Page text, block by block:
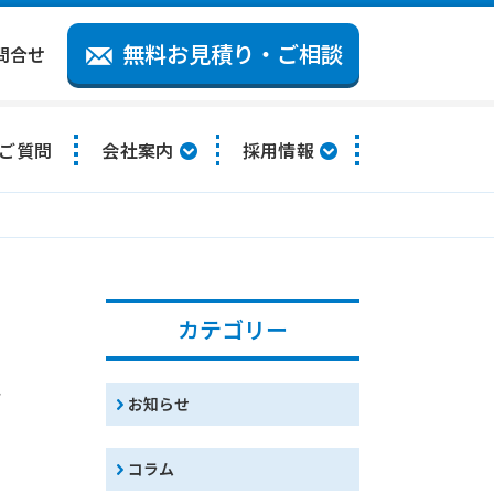
合せ 無料お見積り・ご相談
質問 会社案内 採用情報
カテゴリー
お知らせ
コラム